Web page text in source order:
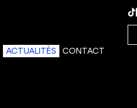
ACTUALITÉS CONTACT